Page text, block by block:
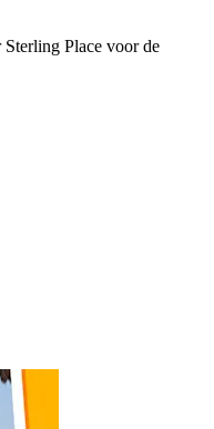
Sterling Place voor de